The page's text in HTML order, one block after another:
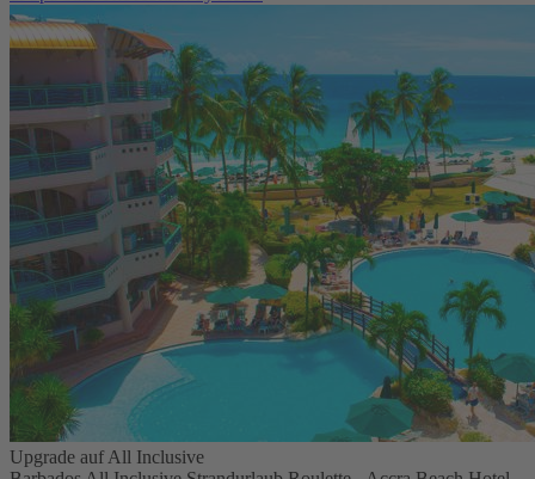
Upgrade auf All Inclusive